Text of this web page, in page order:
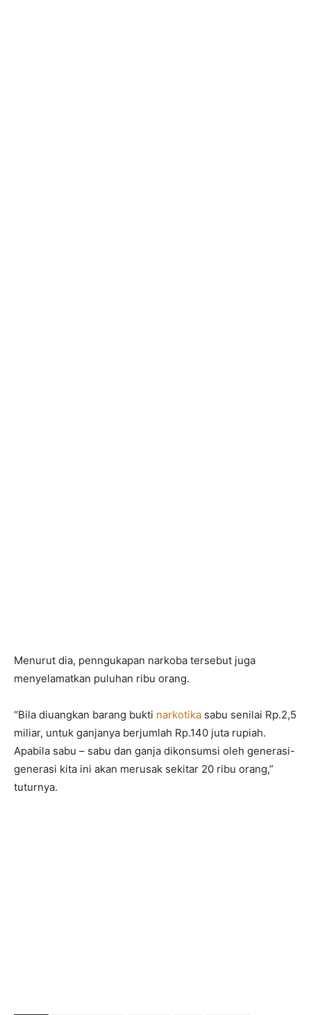
Menurut dia, penngukapan narkoba tersebut juga
menyelamatkan puluhan ribu orang.
“Bila diuangkan barang bukti narkotika sabu senilai Rp.2,5
miliar, untuk ganjanya berjumlah Rp.140 juta rupiah.
Apabila sabu – sabu dan ganja dikonsumsi oleh generasi-
generasi kita ini akan merusak sekitar 20 ribu orang,”
tuturnya.